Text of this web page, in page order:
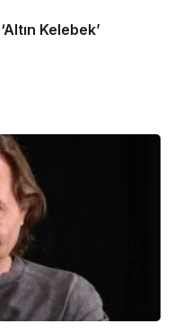
Kelebek’